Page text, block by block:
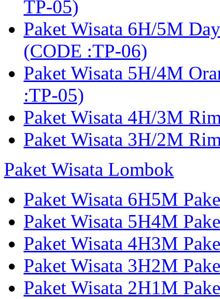
TP-05)
Paket Wisata 6H/5M
(CODE :TP-06)
Paket Wisata 5H/4M
:TP-05)
Paket Wisata 4H/3M
Paket Wisata 3H/2M
Paket Wisata Lombok
Paket Wisata 6H5M
Paket Wisata 5H4M
Paket Wisata 4H3M
Paket Wisata 3H2M
Paket Wisata 2H1M